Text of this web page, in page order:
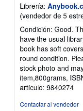
Librería:
(vendedor de 5
Condición: Good.
have the usual
book has soft
round condition.
stock photo and
item,800grams,
artículo: 9840274
Contactar al vendedor